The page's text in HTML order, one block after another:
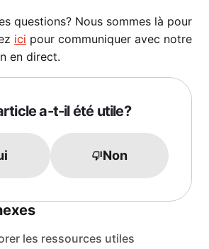
questions? Nous sommes là pour
ici pour communiquer avec notre
en direct.
a-t-il été utile?
Non
les ressources utiles